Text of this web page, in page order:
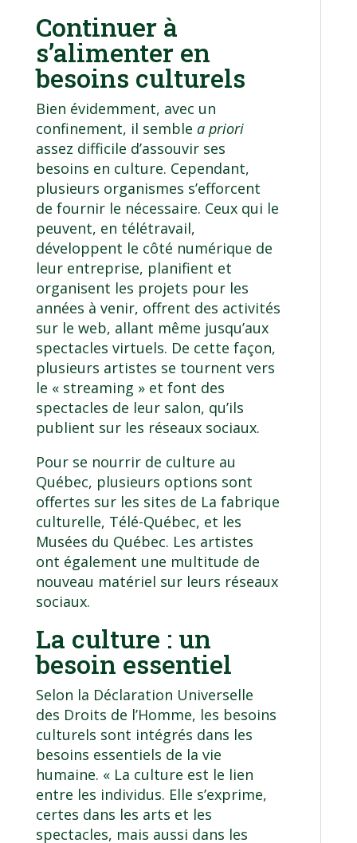
Continuer à
s’alimenter en
besoins culturels
Bien évidemment, avec un
confinement, il semble a priori
assez difficile d’assouvir ses
besoins en culture. Cependant,
plusieurs organismes s’efforcent
de fournir le nécessaire. Ceux qui le
peuvent, en télétravail,
développent le côté numérique de
leur entreprise, planifient et
organisent les projets pour les
années à venir, offrent des activités
sur le web, allant même jusqu’aux
spectacles virtuels. De cette façon,
plusieurs artistes se tournent vers
le « streaming » et font des
spectacles de leur salon, qu’ils
publient sur les réseaux sociaux.
Pour se nourrir de culture au
Québec, plusieurs options sont
offertes sur les sites de La fabrique
culturelle, Télé-Québec, et les
Musées du Québec. Les artistes
ont également une multitude de
nouveau matériel sur leurs réseaux
sociaux.
La culture : un
besoin essentiel
Selon la Déclaration Universelle
des Droits de l’Homme, les besoins
culturels sont intégrés dans les
besoins essentiels de la vie
humaine. « La culture est le lien
entre les individus. Elle s’exprime,
certes dans les arts et les
spectacles, mais aussi dans les